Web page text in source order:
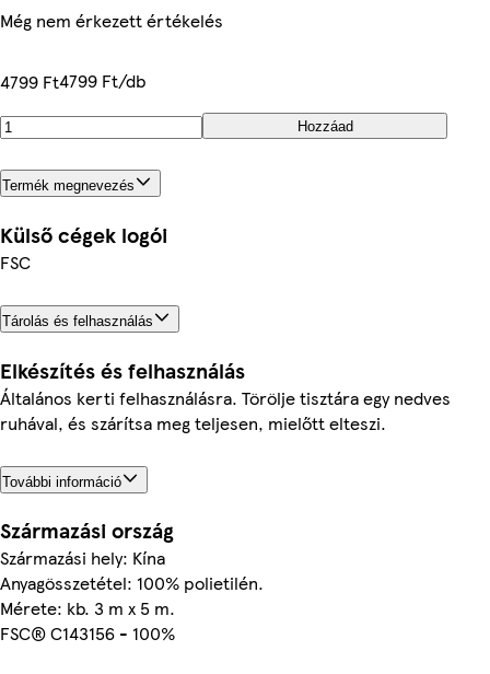
Még nem érkezett értékelés
4799 Ft4799 Ft/db
Hozzáad
Termék megnevezés
Külső cégek logói
FSC
Tárolás és felhasználás
Elkészítés és felhasználás
Általános kerti felhasználásra. Törölje tisztára egy nedves
ruhával, és szárítsa meg teljesen, mielőtt elteszi.
További információ
Származási ország
Származási hely: Kína
Anyagösszetétel: 100% polietilén.
Mérete: kb. 3 m x 5 m.
FSC® C143156 - 100%